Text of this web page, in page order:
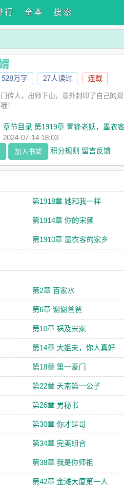
行 全 本 搜 索
528万字 27人读过 连载
传人，出师下山，意外封印了自己的
！
章节目录 第1919章 青锋老妖，墨衣
2024-07-14 18:03
加入书架 积分规则 留言反馈
第1918章 她和我一样
第1914章 你的宋颜
第1910章 墨衣客的家乡
第2章 百家水
第6章 谢谢爸爸
第10章 祸及宋家
第14章 大姐夫，你人真好
第18章 第一豪门
第22章 天南第一公子
第26章 男秘书
第30章 你才是哥
第34章 完美组合
第38章 我是你师祖
第42章 金滩大厦第一人